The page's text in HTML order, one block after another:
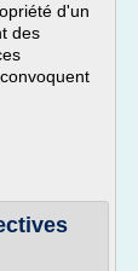
d'un
des